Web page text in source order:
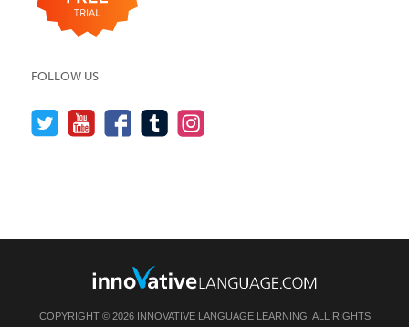
FOLLOW US
COPYRIGHT © 2026 INNOVATIVE LANGUAGE LEARNING. ALL RIGHTS